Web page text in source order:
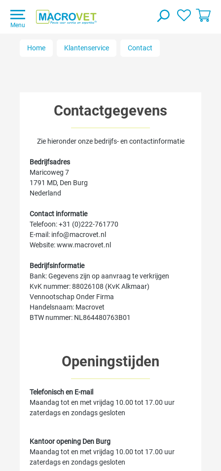
Menu
Home Klantenservice Contact
Contactgegevens
Zie hieronder onze bedrijfs- en contactinformatie
Bedrijfsadres
Maricoweg 7
1791 MD, Den Burg
Nederland
Contact informatie
Telefoon: +31 (0)222-761770
E-mail: info@macrovet.nl
Website: www.macrovet.nl
Bedrijfsinformatie
Bank: Gegevens zijn op aanvraag te verkrijgen
KvK nummer: 88026108 (KvK Alkmaar)
Vennootschap Onder Firma
Handelsnaam: Macrovet
BTW nummer: NL864480763B01
Openingstijden
Telefonisch en E-mail
Maandag tot en met vrijdag 10.00 tot 17.00 uur
zaterdags en zondags gesloten
Kantoor opening Den Burg
Maandag tot en met vrijdag 10.00 tot 17.00 uur
zaterdags en zondags gesloten